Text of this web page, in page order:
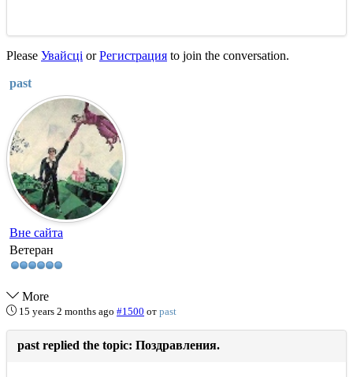
Please Увайсці orРегистрация to join the conversation.
past
Вне сайта
Ветеран
More
15 years 2 months ago #1500 от past
past replied the topic: Поздравления.